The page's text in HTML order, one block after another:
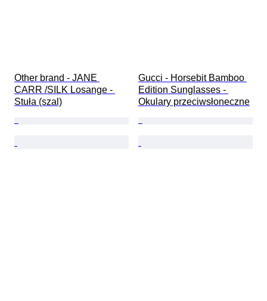
Other brand - JANE
CARR /SILK Losange -
Stuła (szal)
Gucci - Horsebit Bamboo
Edition Sunglasses -
Okulary przeciwsłoneczne